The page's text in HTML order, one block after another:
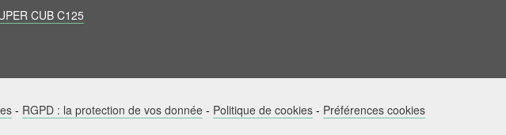
CUB C125
- RGPD : la protection de vos donnée - Politique de cookies - Préférences cookies